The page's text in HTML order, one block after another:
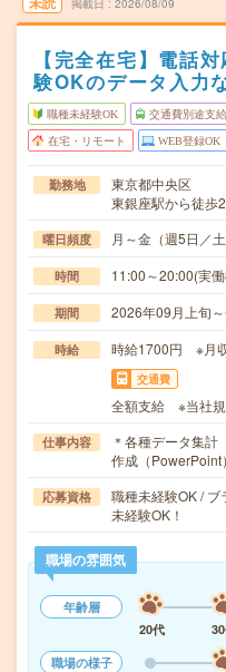
掲載日 2026/08/09
【完全在宅】電話
験OKのデータ入力
職種未経験OK 交通費別途支
在宅・リモート WEB登録OK
勤務地
東京都中央区
東銀座駅から徒歩
曜日頻度 月～金（週5日／
時間 11:00～20:00(実
期間 2026年09月上旬
時給 時給1700円 ※月
交通費
全額支給 ※当社規
仕事内容
＊各種データ集
作成（
応募資格
職種未経験OK / ブ
未経験OK！
職場の雰囲気
年齢層
20代
職場の様子